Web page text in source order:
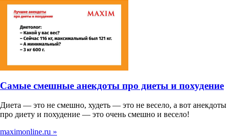
Самые смешные анекдоты про диеты и похудение
Диета — это не смешно, худеть — это не весело, а вот анекдоты
про диету и похудение — это очень смешно и весело!
maximonline.ru »